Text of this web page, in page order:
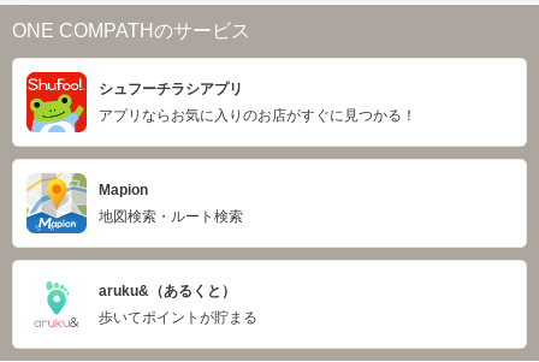
ONE COMPATHのサービス
シュフーチラシアプリ
アプリならお気に入りのお店がすぐに見つかる！
Mapion
地図検索・ルート検索
aruku&（あるくと）
歩いてポイントが貯まる